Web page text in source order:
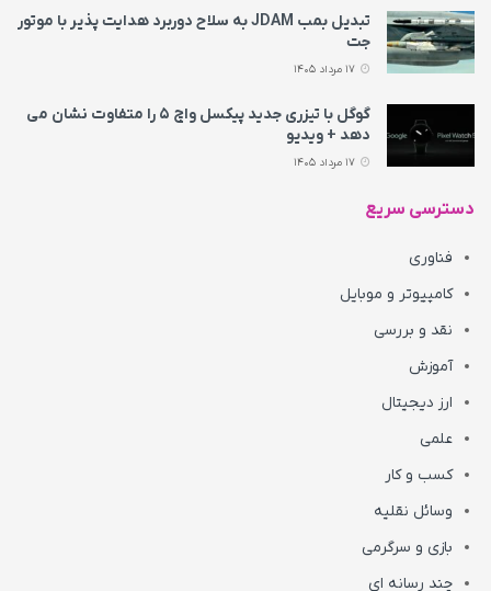
تبدیل بمب JDAM به سلاح دوربرد هدایت پذیر با موتور
جت
گوگل با تیزری جدید پیکسل واچ ۵ را متفاوت نشان می‌
دهد + ویدیو
دسترسی سریع
فناوری
کامپیوتر و موبایل
نقد و بررسی
آموزش
ارز دیجیتال
علمی
کسب و کار
وسائل نقلیه
بازی و سرگرمی
چند رسانه ای